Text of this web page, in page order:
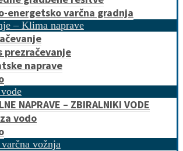
energetsko varčna gradnja
– Klima naprave
prezračevanje
naprave
NAPRAVE – ZBIRALNIKI VODE
vodo
vožnja